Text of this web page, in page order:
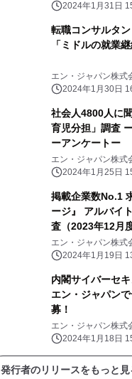
2024年1月31日
転職コンサルタ
「ミドルの就業
エン・ジャパン株式
2024年1月30日
社会人4800人に
育児分担」調査
ーアンケートー
エン・ジャパン株式
2024年1月25日
掲載企業数No.1
ージ』 アルバイ
査（2023年12月度
エン・ジャパン株式
2024年1月19日
内閣サイバーセキ
エン・ジャパン
募！
エン・ジャパン株式
2024年1月18日
発行者のリリースをもっと見